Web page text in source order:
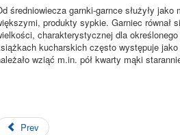
średniowiecza garnki-garnce służyły
produkty sypkie. Garniec równał
charakterystycznej dla
kucharskich często występuje
wziąć m.in. pół kwarty mąki
Prev